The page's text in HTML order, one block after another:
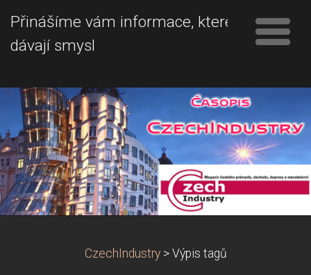
Přinášíme vám informace, které
dávají smysl
CzechIndustry > Výpis tagů